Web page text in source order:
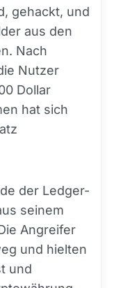
gehackt, und
aus den
Nach
Nutzer
Dollar
hat sich
der Ledger-
seinem
Angreifer
und hielten
und